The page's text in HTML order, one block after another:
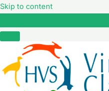
Skip to content